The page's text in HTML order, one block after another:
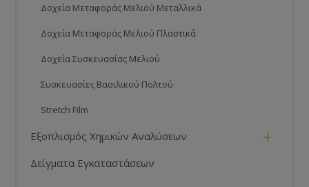
Δοχεία Μεταφοράς Μελιού Μεταλλικά
Δοχεία Μεταφοράς Μελιού Πλαστικά
Δοχεία Συσκευασίας Μελιού
Συσκευασίες Βασιλικού Πολτού
Stretch Film
Εξοπλισμός Χημικών Αναλύσεων +
Δείγματα Εγκαταστάσεων